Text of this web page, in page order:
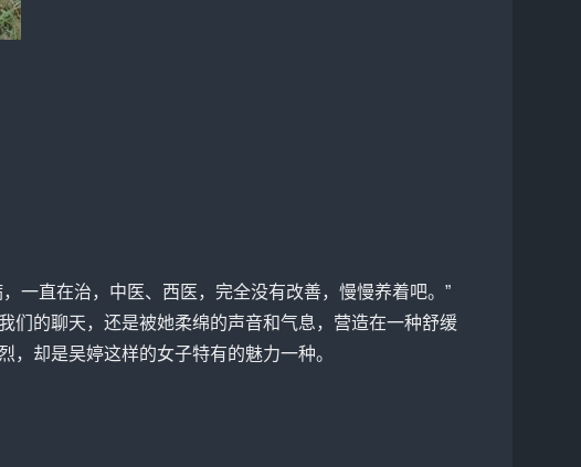
直在治，中医、西医，完全没有改善，慢慢养着吧。”
们的聊天，还是被她柔绵的声音和气息，营造在一种舒缓
，却是吴婷这样的女子特有的魅力一种。